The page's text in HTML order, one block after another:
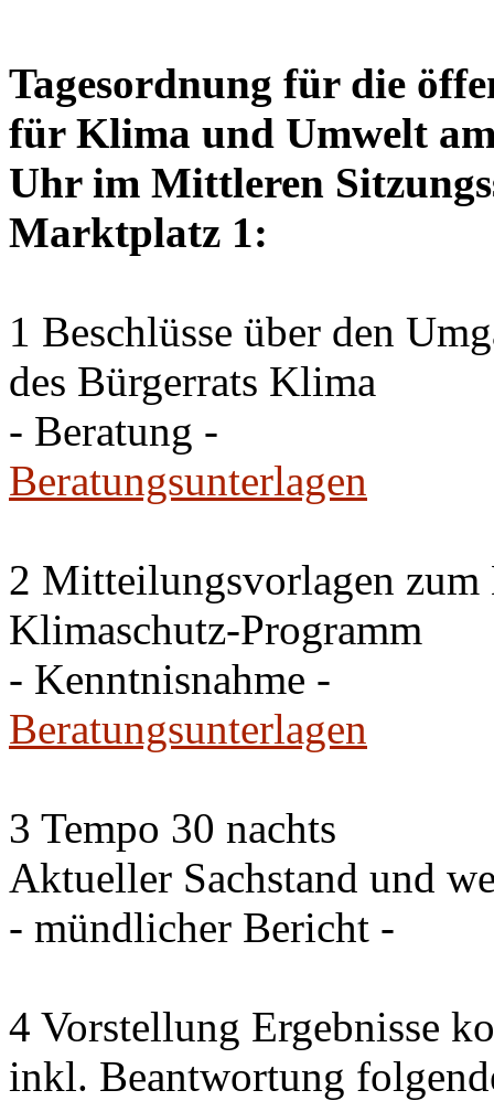
Tagesordnung für die
für Klima und Umwelt
Uhr im Mittleren
Marktplatz 1:
1 Beschlüsse über den
des Bürgerrats Klima
- Beratung -
Beratungsunterlagen
2 Mitteilungsvorlagen zum
Klimaschutz-Programm
- Kenntnisnahme -
Beratungsunterlagen
3 Tempo 30 nachts
Aktueller Sachstand und
- mündlicher Bericht -
4 Vorstellung Ergebnisse
inkl. Beantwortung